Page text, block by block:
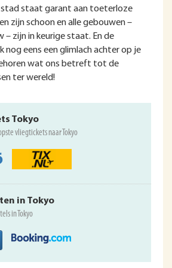
staat garant aan toeterloze
zijn schoon en alle gebouwen –
– zijn in keurige staat. En de
nog eens een glimlach achter op je
wat ons betreft tot de
ter wereld!
Tokyo
vliegtickets naar Tokyo
in Tokyo
in Tokyo